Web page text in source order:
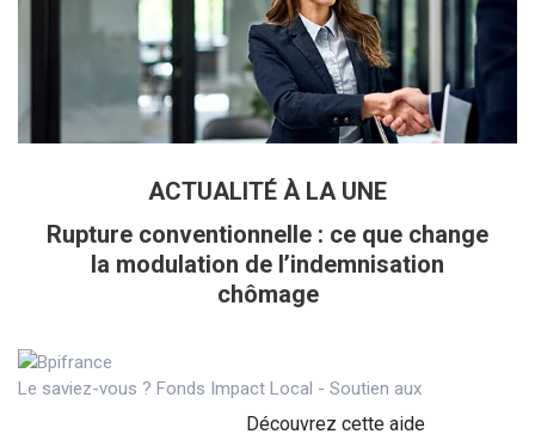
ACTUALITÉ À LA UNE
Rupture conventionnelle : ce que change
la modulation de l’indemnisation
chômage
Le saviez-vous ? Fonds Impact Local - Soutien aux
Découvrez cette aide